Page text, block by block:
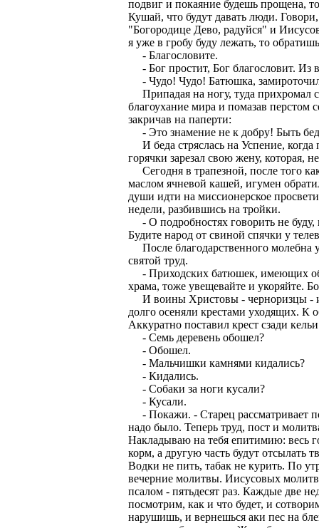
подвиг и покаяние будешь прощена,
Кушай, что будут давать люди.
"Богородице Дево, радуйся" и
я уже в гробу буду лежать, то
- Благословите.
- Бог простит, Бог благословит. Из
- Чудо! Чудо! Батюшка,
Припадая на ногу, туда прихромал
благоухание мира и помазав перстом
закричав на паперти:
- Это знамение не к добру! Быть
И беда стряслась на Успение,
горячки зарезал свою жену, которая,
Сегодня в трапезной, после того
маслом ячневой кашей, игумен
души идти на миссионерское
недели, разбившись на тройки.
- О подробностях говорить не буду,
Будите народ от свиной спячки у
После благодарственного молебна
святой труд.
- Приходских батюшек, имеющих
храма, тоже увещевайте и укоряйте.
И воины Христовы - черноризцы -
долго осеняли крестами уходящих. К
Аккуратно поставил крест сзади
- Семь деревень обошел?
- Обошел.
- Мальчишки камнями кидались?
- Кидались.
- Собаки за ноги кусали?
- Кусали.
- Покажи. - Старец рассматривает
надо было. Теперь труд, пост и
Накладываю на тебя епитимию: весь
корм, а другую часть будут отсылать
Водки не пить, табак не курить. По
вечерние молитвы. Иисусовых
псалом - пятьдесят раз. Каждые две
посмотрим, как и что будет, и
нарушишь, и вернешься аки пес на